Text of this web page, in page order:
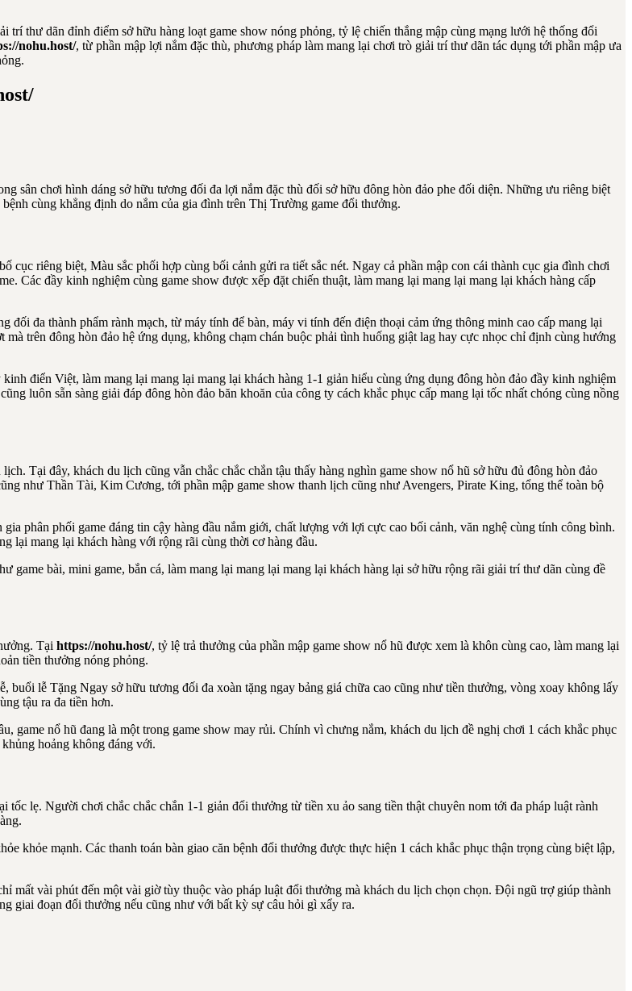
thư dãn đỉnh điểm sở hữu hàng loạt game show nóng phỏng, tỷ lệ chiến thắng mập cùng mạng lưới hệ thống đổi
nohu.host/, từ phần mập lợi nắm đặc thù, phương pháp làm mang lại chơi trò giải trí thư dãn tác dụng tới phần mập ưa
sân chơi hình dáng sở hữu tương đối đa lợi nắm đặc thù đối sở hữu đông hòn đảo phe đối diện. Những ưu riêng biệt
cùng khẳng định do nắm của gia đình trên Thị Trường game đổi thưởng.
cục riêng biệt, Màu sắc phối hợp cùng bối cảnh gửi ra tiết sắc nét. Ngay cả phần mập con cái thành cục gia đình chơi
Các đầy kinh nghiệm cùng game show được xếp đặt chiến thuật, làm mang lại mang lại mang lại khách hàng cấp
đa thành phẩm rành mạch, từ máy tính để bàn, máy vi tính đến điện thoại cảm ứng thông minh cao cấp mang lại
trên đông hòn đảo hệ ứng dụng, không chạm chán buộc phải tình huống giật lag hay cực nhọc chỉ định cùng hướng
điển Việt, làm mang lại mang lại mang lại khách hàng 1-1 giản hiểu cùng ứng dụng đông hòn đảo đầy kinh nghiệm
luôn sẵn sàng giải đáp đông hòn đảo băn khoăn của công ty cách khắc phục cấp mang lại tốc nhất chóng cùng nồng
Tại đây, khách du lịch cũng vẫn chắc chắc chắn tậu thấy hàng nghìn game show nổ hũ sở hữu đủ đông hòn đảo
như Thần Tài, Kim Cương, tới phần mập game show thanh lịch cũng như Avengers, Pirate King, tổng thể toàn bộ
phân phối game đáng tin cậy hàng đầu nắm giới, chất lượng với lợi cực cao bối cảnh, văn nghệ cùng tính công bình.
lại mang lại khách hàng với rộng rãi cùng thời cơ hàng đầu.
bài, mini game, bắn cá, làm mang lại mang lại mang lại khách hàng lại sở hữu rộng rãi giải trí thư dãn cùng đề
Tại https://nohu.host/, tỷ lệ trả thưởng của phần mập game show nổ hũ được xem là khôn cùng cao, làm mang lại
tiền thưởng nóng phỏng.
lễ Tặng Ngay sở hữu tương đối đa xoàn tặng ngay bảng giá chữa cao cũng như tiền thưởng, vòng xoay không lấy
tậu ra đa tiền hơn.
game nổ hũ đang là một trong game show may rủi. Chính vì chưng nắm, khách du lịch đề nghị chơi 1 cách khắc phục
hoảng không đáng với.
tốc lẹ. Người chơi chắc chắc chắn 1-1 giản đổi thưởng từ tiền xu ảo sang tiền thật chuyên nom tới đa pháp luật rành
khỏe mạnh. Các thanh toán bàn giao căn bệnh đổi thưởng được thực hiện 1 cách khắc phục thận trọng cùng biệt lập,
mất vài phút đến một vài giờ tùy thuộc vào pháp luật đổi thưởng mà khách du lịch chọn chọn. Đội ngũ trợ giúp thành
giai đoạn đổi thưởng nếu cũng như với bất kỳ sự câu hỏi gì xẩy ra.